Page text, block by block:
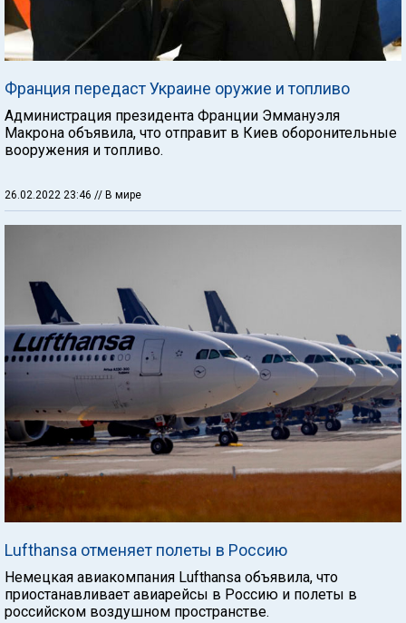
Франция передаст Украине оружие и топливо
Администрация президента Франции Эммануэля
Макрона объявила, что отправит в Киев оборонительные
вооружения и топливо.
26.02.2022 23:46 // В мире
Lufthansa отменяет полеты в Россию
Немецкая авиакомпания Lufthansa объявила, что
приостанавливает авиарейсы в Россию и полеты в
российском воздушном пространстве.